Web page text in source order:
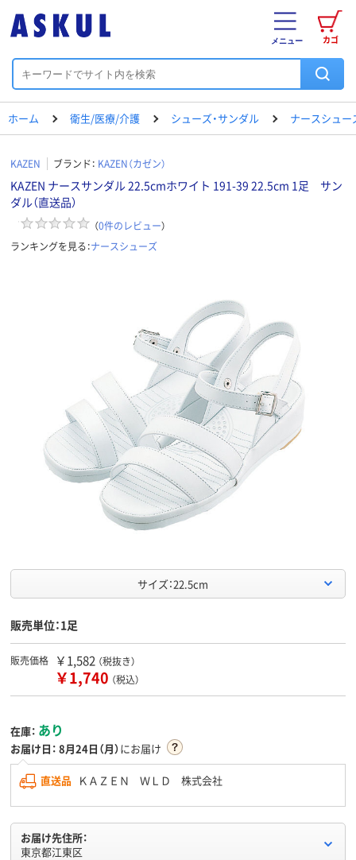
カゴ
メニュー
ホーム 衛生/医療/介護 シューズ・サンダル ナースシュー
KAZEN ブランド： KAZEN（カゼン）
KAZEN ナースサンダル 22.5cmホワイト 191-39 22.5cm 1足 サン
ダル（直送品）
（0件のレビュー）
ランキングを見る：ナースシューズ
サイズ：22.5cm
販売単位：1足
販売価格 ￥1,582 （税抜き）
￥1,740 （税込）
在庫： あり
お届け日： 8月24日（月）にお届け
直送品 ＫＡＺＥＮ ＷＬＤ 株式会社
お届け先住所：
東京都江東区